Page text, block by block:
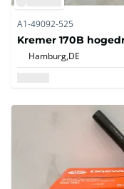
A1-49092-525
Kremer 170B
Hamburg,DE